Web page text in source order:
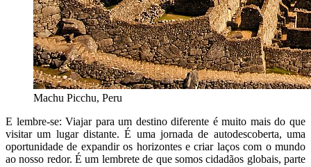
Machu Picchu, Peru
E lembre-se: Viajar para um destino diferente é muito mais do que
visitar um lugar distante. É uma jornada de autodescoberta, uma
oportunidade de expandir os horizontes e criar laços com o mundo
ao nosso redor. É um lembrete de que somos cidadãos globais, parte